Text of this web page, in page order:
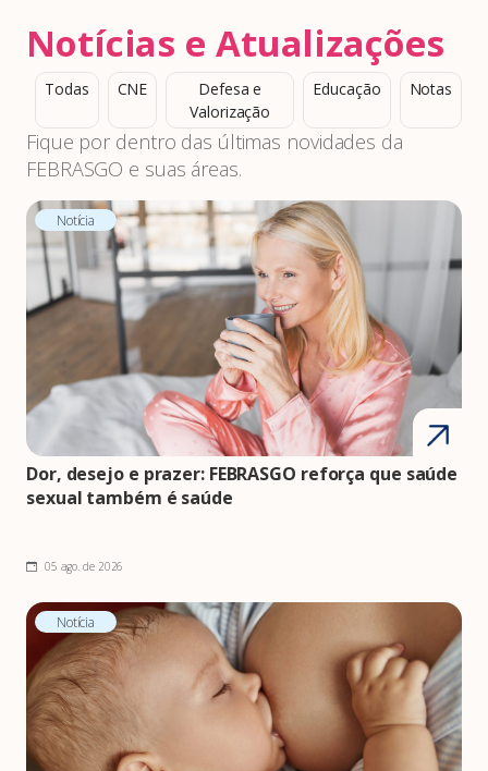
Notícias e Atualizações
Todas CNE
Defesa e
Valorização
Educação Notas
Fique por dentro das últimas novidades da
FEBRASGO e suas áreas.
Notícia
Dor, desejo e prazer: FEBRASGO reforça que saúde
sexual também é saúde
05 ago. de 2026
Notícia